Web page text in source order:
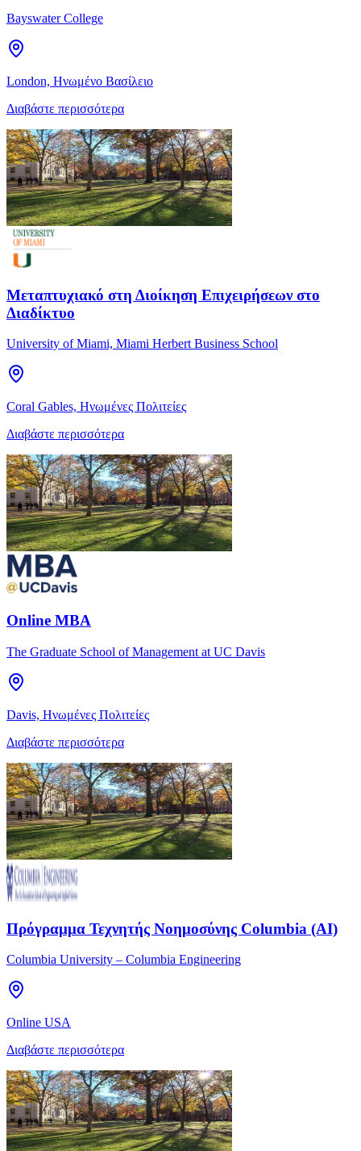
Bayswater College
London, Ηνωμένο Βασίλειο
Διαβάστε περισσότερα
Μεταπτυχιακό στη Διοίκηση Επιχειρήσεων στο
Διαδίκτυο
University of Miami, Miami Herbert Business School
Coral Gables, Ηνωμένες Πολιτείες
Διαβάστε περισσότερα
Online MBA
The Graduate School of Management at UC Davis
Davis, Ηνωμένες Πολιτείες
Διαβάστε περισσότερα
Πρόγραμμα Τεχνητής Νοημοσύνης Columbia (AI)
Columbia University – Columbia Engineering
Online USA
Διαβάστε περισσότερα